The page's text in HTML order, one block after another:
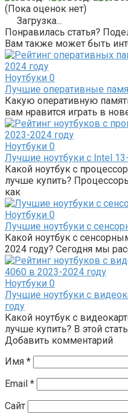
(Пока оценок нет)
Загрузка...
Понравилась статья?
Вам также может быть
Ноутбуки 0
Лучшие оперативные
Какую оперативную
вам нравится играть в
Ноутбуки 0
Лучшие ноутбуки с Intel
Какой ноутбук с
лучше купить?
как
Ноутбуки 0
Лучшие ноутбуки с
Какой ноутбук с
2024 году? Сегодня мы
Ноутбуки 0
Лучшие ноутбуки с
году
Какой ноутбук с
лучше купить? В этой
Добавить комментарий
Имя *
Email *
Сайт